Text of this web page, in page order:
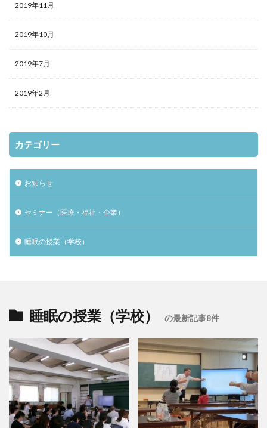
2019年11月
2019年10月
2019年7月
2019年2月
カテゴリー
お知らせ
セミナー（医療・福祉・企業）
睡眠の授業（学校）
睡眠の授業（学校） の最新記事8件